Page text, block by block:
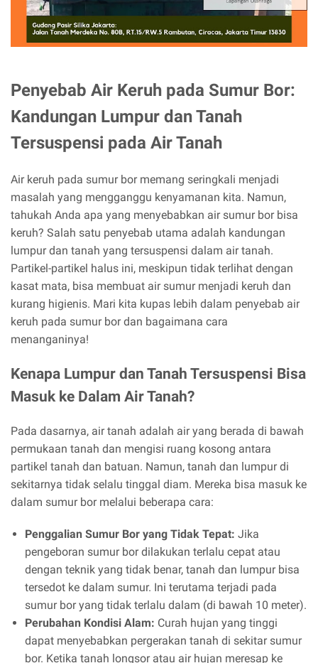
Penyebab Air Keruh pada Sumur Bor:
Kandungan Lumpur dan Tanah
Tersuspensi pada Air Tanah
Air keruh pada sumur bor memang seringkali menjadi
masalah yang mengganggu kenyamanan kita. Namun,
tahukah Anda apa yang menyebabkan air sumur bor bisa
keruh? Salah satu penyebab utama adalah kandungan
lumpur dan tanah yang tersuspensi dalam air tanah.
Partikel-partikel halus ini, meskipun tidak terlihat dengan
kasat mata, bisa membuat air sumur menjadi keruh dan
kurang higienis. Mari kita kupas lebih dalam penyebab air
keruh pada sumur bor dan bagaimana cara
menanganinya!
Kenapa Lumpur dan Tanah Tersuspensi Bisa
Masuk ke Dalam Air Tanah?
Pada dasarnya, air tanah adalah air yang berada di bawah
permukaan tanah dan mengisi ruang kosong antara
partikel tanah dan batuan. Namun, tanah dan lumpur di
sekitarnya tidak selalu tinggal diam. Mereka bisa masuk ke
dalam sumur bor melalui beberapa cara:
Penggalian Sumur Bor yang Tidak Tepat: Jika
pengeboran sumur bor dilakukan terlalu cepat atau
dengan teknik yang tidak benar, tanah dan lumpur bisa
tersedot ke dalam sumur. Ini terutama terjadi pada
sumur bor yang tidak terlalu dalam (di bawah 10 meter).
Perubahan Kondisi Alam: Curah hujan yang tinggi
dapat menyebabkan pergerakan tanah di sekitar sumur
bor. Ketika tanah longsor atau air hujan meresap ke